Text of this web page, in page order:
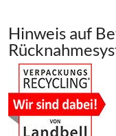
Hinweis auf